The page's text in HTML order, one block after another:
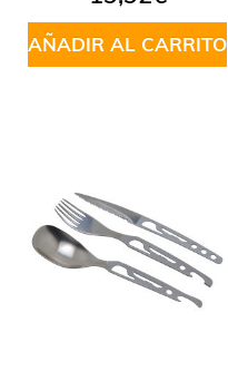
AÑADIR AL CARRITO